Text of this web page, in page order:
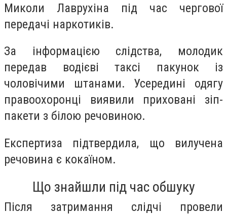
Миколи Лаврухіна під час чергової
передачі наркотиків.
За інформацією слідства, молодик
передав водієві таксі пакунок із
чоловічими штанами. Усередині одягу
правоохоронці виявили приховані зіп-
пакети з білою речовиною.
Експертиза підтвердила, що вилучена
речовина є кокаїном.
Що знайшли під час обшуку
Після затримання слідчі провели